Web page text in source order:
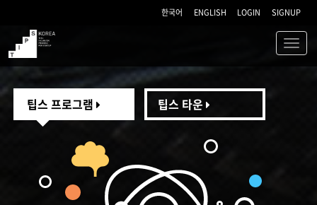
한국어 ENGLISH LOGIN SIGNUP
TIPS
팁스 프로그램 팁스 타운